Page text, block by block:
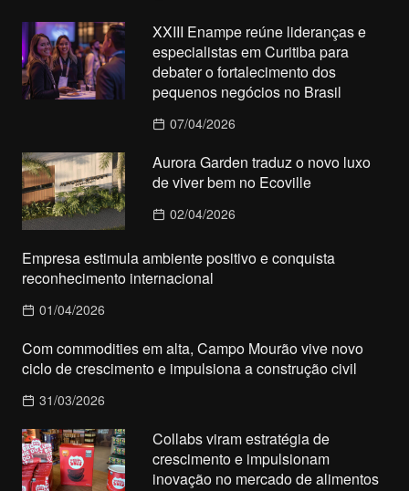
XXIII Enampe reúne lideranças e
especialistas em Curitiba para
debater o fortalecimento dos
pequenos negócios no Brasil
07/04/2026
Aurora Garden traduz o novo luxo
de viver bem no Ecoville
02/04/2026
Empresa estimula ambiente positivo e conquista
reconhecimento internacional
01/04/2026
Com commodities em alta, Campo Mourão vive novo
ciclo de crescimento e impulsiona a construção civil
31/03/2026
Collabs viram estratégia de
crescimento e impulsionam
inovação no mercado de alimentos